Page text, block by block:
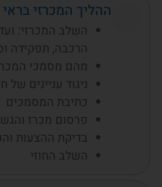
ההליך המכרזי
השלב המכרזי:
הרכבה, תפקידה
מהם מסמכי
ניגוד עניינים של
כתיבת המסמכים
פרסום מכרז
בדיקת ההצעות
השלב החוזי